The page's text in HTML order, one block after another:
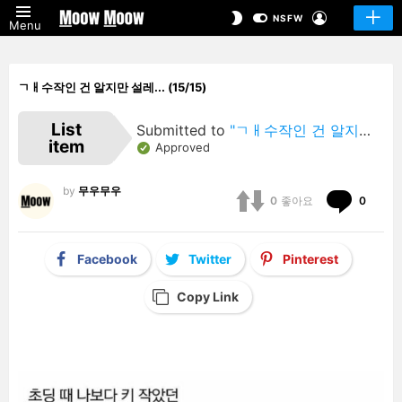
Menu
SWITCHNSFW
ㄱㅐ수작인 건 알지만 설레... (15/15)
List
item
Submitted to "ㄱㅐ수작인 건 알지만 설레…"
Approved
by 무우무우
0 좋아요 0
Facebook Twitter Pinterest
Copy Link